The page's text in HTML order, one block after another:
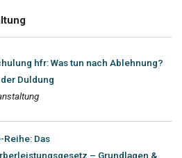
hfr: Was tun nach Ablehnung?
Duldung
Reihe: Das
– Grundlagen &